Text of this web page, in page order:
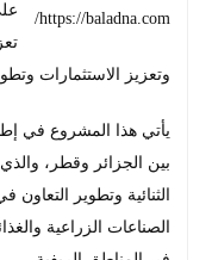
https://baladna.com/
وتعزيز الاستثمارات
يأتي هذا المشروع في
بين الجزائر وقطر،
الثنائية وتطوير
الصناعات الزراعية